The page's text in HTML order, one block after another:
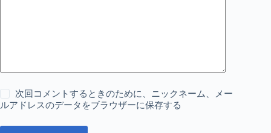
次回コメントするときのために、ニックネーム、メー
ルアドレスのデータをブラウザーに保存する